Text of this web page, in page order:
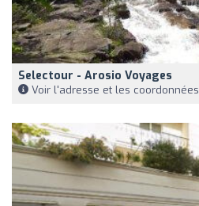
Selectour - Arosio Voyages
Voir l'adresse et les coordonnées